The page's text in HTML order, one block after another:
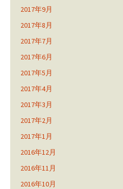
2017年9月
2017年8月
2017年7月
2017年6月
2017年5月
2017年4月
2017年3月
2017年2月
2017年1月
2016年12月
2016年11月
2016年10月